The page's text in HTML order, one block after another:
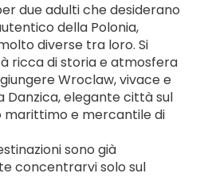
due adulti che desiderano
della Polonia,
diverse tra loro. Si
ricca di storia e atmosfera
Wroclaw, vivace e
elegante città sul
marittimo e mercantile di
sono già
concentrarvi solo sul